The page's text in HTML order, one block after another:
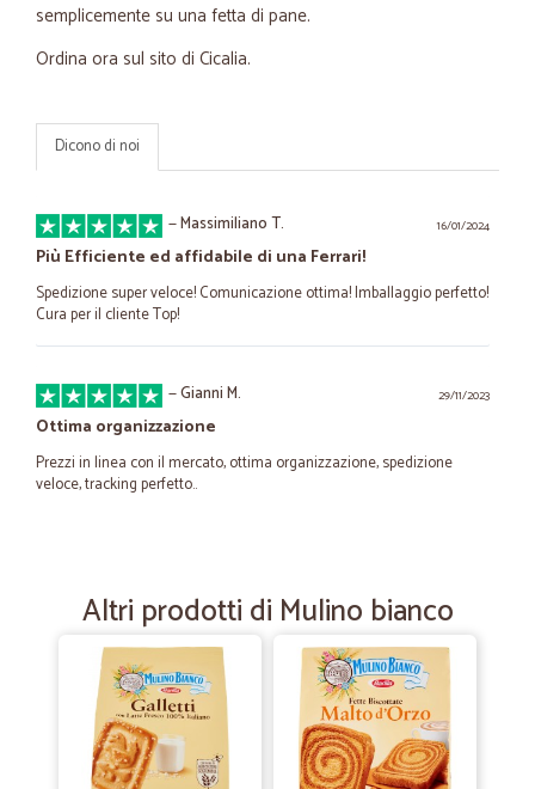
semplicemente su una fetta di pane.
Ordina ora sul sito di Cicalia.
Dicono di noi
16/01/2024
—Massimiliano T.
Più Efficiente ed affidabile di una Ferrari!
Spedizione super veloce! Comunicazione ottima! Imballaggio perfetto!
Cura per il cliente Top!
29/11/2023
—Gianni M.
Ottima organizzazione
Prezzi in linea con il mercato, ottima organizzazione, spedizione
veloce, tracking perfetto..
SUPER RAPIDI
Sito facile da utilizzare e consegna super rapida..Consiglio
sicuramente
01/06/2020
—Daniela B.
Consegna puntuale
Altri prodotti di Mulino bianco